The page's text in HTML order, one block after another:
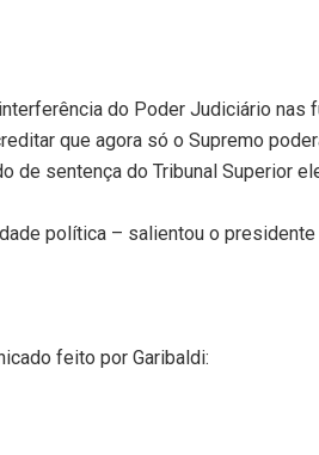
do Poder Judiciário
que agora só o Supremo
de sentença do Tribunal Superior
política – salientou o presidente
feito por Garibaldi: